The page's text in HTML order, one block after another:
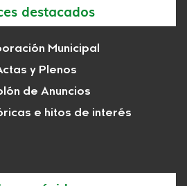
destacados
Municipal
y Plenos
de Anuncios
e hitos de interés